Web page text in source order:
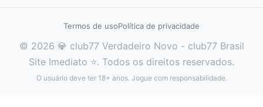
Termos de usoPolítica de privacidade
© 2026 💎 club77 Verdadeiro Novo - club77 Brasil
Site Imediato ⭐. Todos os direitos reservados.
O usuário deve ter 18+ anos. Jogue com responsabilidade.